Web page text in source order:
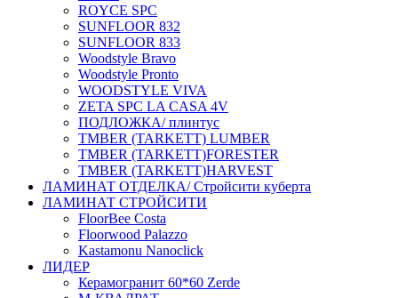
ROYCE SPC
SUNFLOOR 832
SUNFLOOR 833
Woodstyle Bravo
Woodstyle Pronto
WOODSTYLE VIVA
ZETA SPC LA CASA 4V
ПОДЛОЖКА/ плинтус
ТMBER (TARKETT) LUMBER
ТMBER (TARKETT)FORESTER
ТMBER (TARKETT)HARVEST
ЛАМИНАТ ОТДЕЛКА/ Стройсити куберта
ЛАМИНАТ СТРОЙСИТИ
FloorBee Costa
Floorwood Palazzo
Kastamonu Nanoclick
ЛИДЕР
Керамогранит 60*60 Zerde